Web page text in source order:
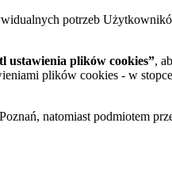
potrzeb
ustawienia plików cookies”,
plików cookies - w
natomiast podmiotem